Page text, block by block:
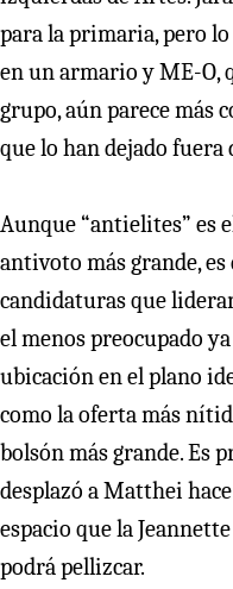
para la primaria, pero
en un armario y ME-O,
grupo, aún parece más
que lo han dejado fuera
Aunque “antielites” es
antivoto más grande,
candidaturas que
el menos preocupado
ubicación en el plano
como la oferta más
bolsón más grande. Es
desplazó a Matthei
espacio que la
podrá pellizcar.